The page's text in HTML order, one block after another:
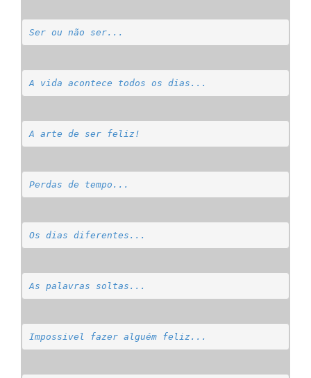
Ser ou não ser...
A vida acontece todos os dias...
A arte de ser feliz!
Perdas de tempo...
Os dias diferentes...
As palavras soltas...
Impossivel fazer alguém feliz...